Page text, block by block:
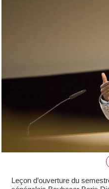
Leçon d’ouverture du